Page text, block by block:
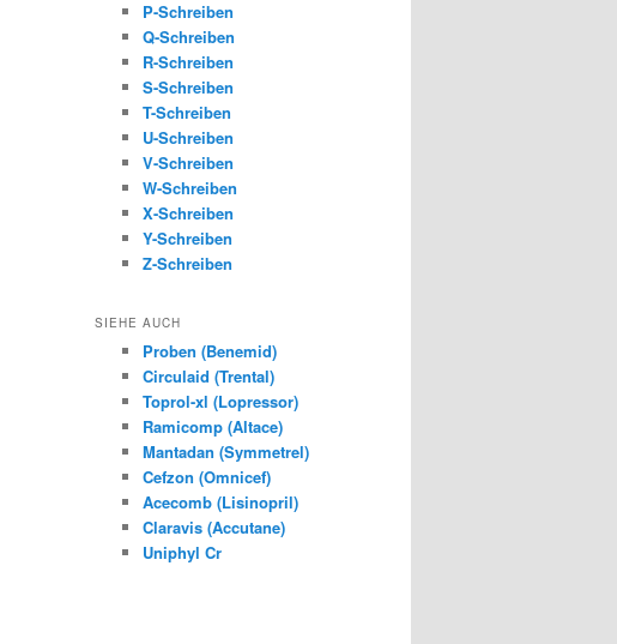
P-Schreiben
Q-Schreiben
R-Schreiben
S-Schreiben
T-Schreiben
U-Schreiben
V-Schreiben
W-Schreiben
X-Schreiben
Y-Schreiben
Z-Schreiben
SIEHE AUCH
Proben (Benemid)
Circulaid (Trental)
Toprol-xl (Lopressor)
Ramicomp (Altace)
Mantadan (Symmetrel)
Cefzon (Omnicef)
Acecomb (Lisinopril)
Claravis (Accutane)
Uniphyl Cr